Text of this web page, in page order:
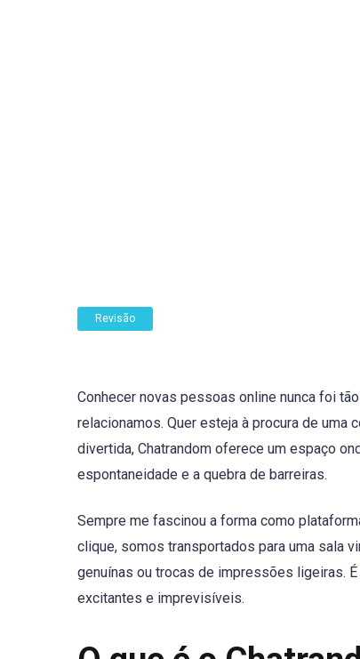
Revisão
Conhecer novas pessoas online nunca foi
relacionamos. Quer esteja à procura de uma
divertida, Chatrandom oferece um espaço
espontaneidade e a quebra de barreiras.
Sempre me fascinou a forma como
clique, somos transportados para uma sala
genuínas ou trocas de impressões ligeiras.
excitantes e imprevisíveis.